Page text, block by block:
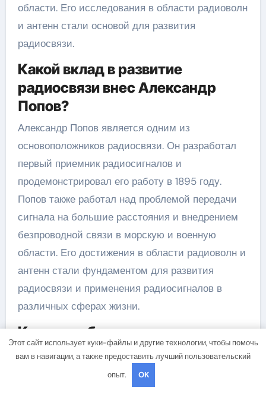
области. Его исследования в области радиоволн
и антенн стали основой для развития
радиосвязи.
Какой вклад в развитие
радиосвязи внес Александр
Попов?
Александр Попов является одним из
основоположников радиосвязи. Он разработал
первый приемник радиосигналов и
продемонстрировал его работу в 1895 году.
Попов также работал над проблемой передачи
сигнала на большие расстояния и внедрением
безпроводной связи в морскую и военную
области. Его достижения в области радиоволн и
антенн стали фундаментом для развития
радиосвязи и применения радиосигналов в
различных сферах жизни.
Какие изобретения относятся к
Александру Попову?
Александр Попов разработал несколько
изобретений, которые стали основой для
Этот сайт использует куки-файлы и другие технологии, чтобы помочь
вам в навигации, а также предоставить лучший пользовательский
опыт.
OK